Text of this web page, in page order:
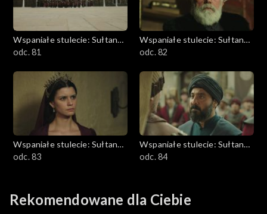
Wspaniałe stulecie: Sułtanka
Kösem
odc. 81
Wspaniałe stulecie: Sułtanka
Kösem
odc. 82
Wspaniałe stulecie: Sułtanka
Kösem
odc. 83
Wspaniałe stulecie: Sułtanka
Kösem
odc. 84
Rekomendowane dla Ciebie